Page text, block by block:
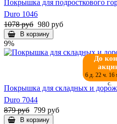
Покрышка для подросткового
Duro 1046
1078 руб 980 руб
В корзину
9%
До
6 д. 22 ч. 16
с.
Покрышка для складных и
Duro 7044
879 руб 799 руб
В корзину